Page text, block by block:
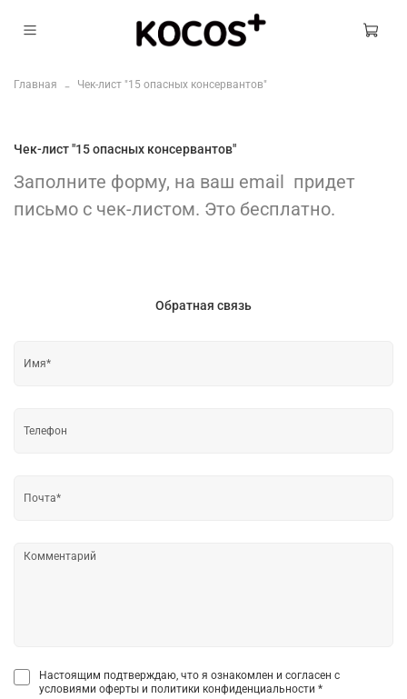
Главная Чек-лист "15 опасных консервантов"
Чек-лист "15 опасных консервантов"
Заполните форму, на ваш email придет
письмо с чек-листом. Это бесплатно.
Обратная связь
Настоящим подтверждаю, что я ознакомлен и согласен с
условиями оферты и политики конфиденциальности *